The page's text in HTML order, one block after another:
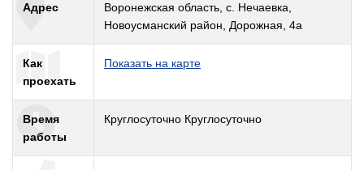
Адрес
Воронежская область, с. Нечаевка,
Новоусманский район, Дорожная, 4а
Как
проехать
Показать на карте
Время
работы
Круглосуточно Круглосуточно